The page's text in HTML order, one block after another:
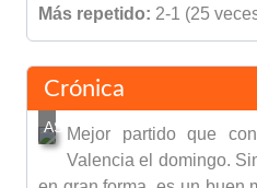
Más repetido: 2-1 (25
Crónica
Mejor partido que
Valencia el domingo.